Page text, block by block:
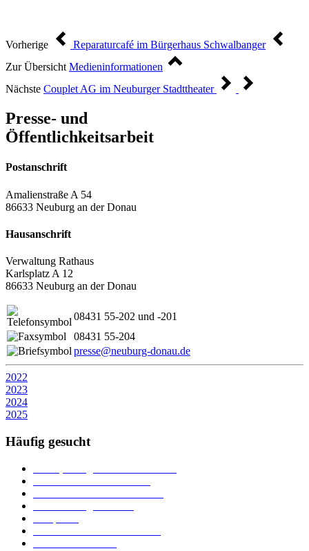
Vorherige
Reparaturcafé im Bürgerhaus Schwalbanger
Zur Übersicht Medieninformationen
Nächste Couplet AG im Neuburger Stadttheater
Presse- und
Öffentlichkeitsarbeit
Postanschrift
Amalienstraße A 54
86633 Neuburg an der Donau
Hausanschrift
Verwaltung Rathaus
Karlsplatz A 12
86633 Neuburg an der Donau
08431 55-202 und -201
08431 55-204
presse@neuburg-donau.de
2022
2023
2024
2025
Häufig gesucht